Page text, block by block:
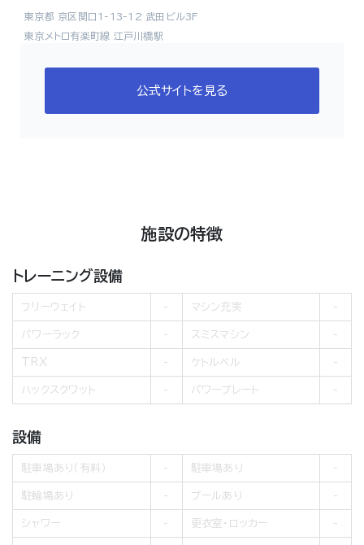
東京都 京区関口1-13-12 武田ビル3F
東京メトロ有楽町線 江戸川橋駅
公式サイトを見る
施設の特徴
トレーニング設備
フリーウェイト マシン充実
パワーラック スミスマシン
TRX ケトルベル
ハックスクワット パワープレート
設備
駐車場あり（有料） 駐車場あり
駐輪場あり プールあり
シャワー 更衣室・ロッカー